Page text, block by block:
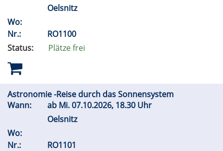
Oelsnitz
Wo:
Nr.:
RO1100
Status:
Plätze frei
Astronomie -Reise durch das Sonnensystem
Wann:
ab Mi.07.10.2026, 18.30 Uhr
Oelsnitz
Wo:
Nr.:
RO1101